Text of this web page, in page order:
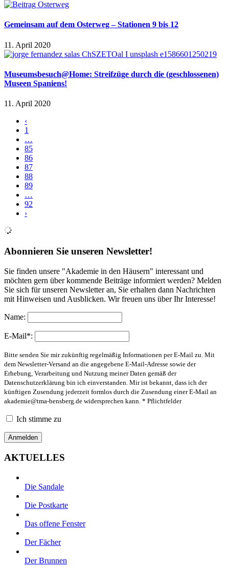
Gemeinsam auf dem Osterweg – Stationen 9 bis 12
11. April 2020
Museumsbesuch@Home: Streifzüge durch die (geschlossenen)
Museen Spaniens!
11. April 2020
‹
1
…
85
86
87
88
89
…
92
›
Abonnieren Sie unseren Newsletter!
Sie finden unsere "Akademie in den Häusern" interessant und
möchten gern über kommende Beiträge informiert werden? Melden
Sie sich für unseren Newsletter an, Sie erhalten dann Nachrichten
mit Hinweisen und Ausblicken. Wir freuen uns über Ihr Interesse!
Name:
E-Mail*:
Bitte senden Sie mir zukünftig regelmäßig Informationen per E-Mail zu. Mit
dem Newsletter-Versand an die angegebene E-Mail-Adresse sowie der
Erhebung, Verarbeitung und Nutzung meiner Daten gemäß der
Datenschutzerklärung bin ich einverstanden. Mir ist bekannt, dass ich der
künftigen Zusendung jederzeit formlos durch die Zusendung einer E-Mail an
akademie@tma-bensberg.de widersprechen kann. * Pflichtfelder
Ich stimme zu
AKTUELLES
Die Sandale
Die Postkarte
Das offene Fenster
Der Fächer
Der Brunnen